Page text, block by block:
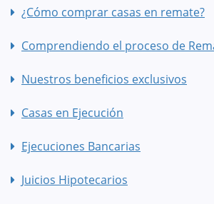
¿Cómo comprar casas en remate?
Comprendiendo el proceso de
Nuestros beneficios exclusivos
Casas en Ejecución
Ejecuciones Bancarias
Juicios Hipotecarios